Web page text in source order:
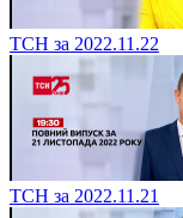
ТСН за 2022.11.22
ТСН за 2022.11.21